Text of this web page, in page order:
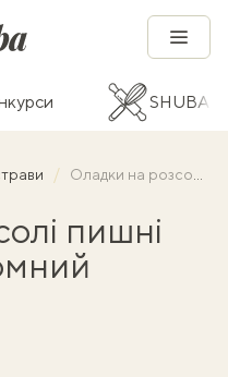
SHUBA
Оладки на розсолі пишні й ніжні — економний рецепт
пишні